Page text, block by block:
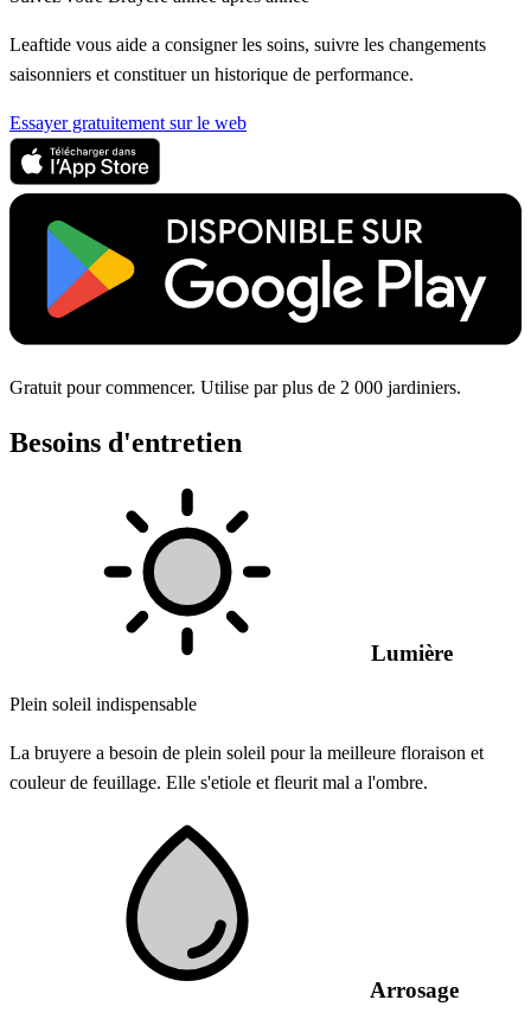
Leaftide vous aide a consigner les soins, suivre les changements
saisonniers et constituer un historique de performance.
Essayer gratuitement sur le web
Gratuit pour commencer. Utilise par plus de 2 000 jardiniers.
Besoins d'entretien
Lumière
Plein soleil indispensable
La bruyere a besoin de plein soleil pour la meilleure floraison et
couleur de feuillage. Elle s'etiole et fleurit mal a l'ombre.
Arrosage